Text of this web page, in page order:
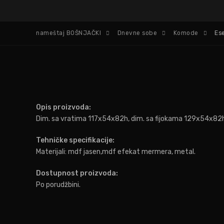
nameštaj BOŠNJAČKI Dnevne sobe Komode
Opis proizvoda:
Dim. sa vratima 117x54x82h, dim. sa fijokama
Tehničke specifikacije:
Materijali: mdf jasen,mdf efekat mermera, metal.
Dostupnost proizvoda:
Po porudžbini.